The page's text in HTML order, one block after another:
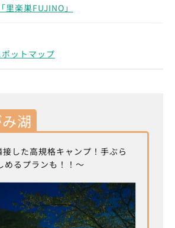
里楽巣FUJINO」
ットマップ
湖
した高規格キャンプ！手ぶら
めるプランも！！～